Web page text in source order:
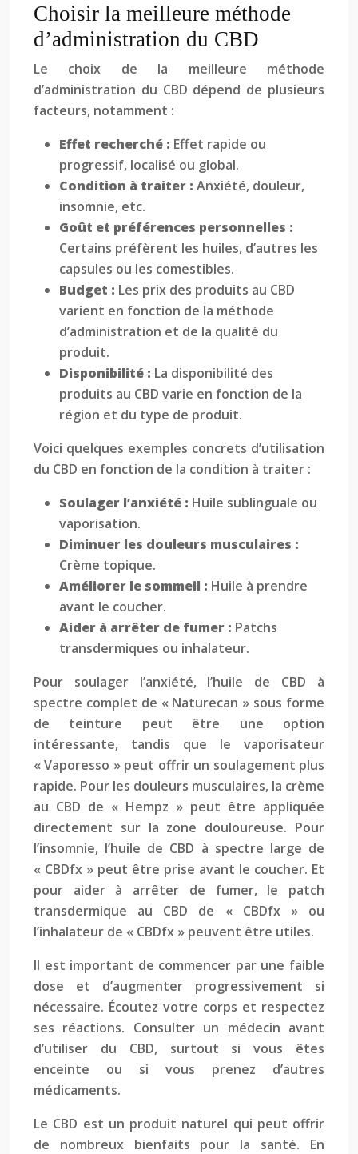
Choisir la meilleure méthode
d’administration du CBD
Le choix de la meilleure méthode
d’administration du CBD dépend de plusieurs
facteurs, notamment :
Effet recherché : Effet rapide ou
progressif, localisé ou global.
Condition à traiter : Anxiété, douleur,
insomnie, etc.
Goût et préférences personnelles :
Certains préfèrent les huiles, d’autres les
capsules ou les comestibles.
Budget : Les prix des produits au CBD
varient en fonction de la méthode
d’administration et de la qualité du
produit.
Disponibilité : La disponibilité des
produits au CBD varie en fonction de la
région et du type de produit.
Voici quelques exemples concrets d’utilisation
du CBD en fonction de la condition à traiter :
Soulager l’anxiété : Huile sublinguale ou
vaporisation.
Diminuer les douleurs musculaires :
Crème topique.
Améliorer le sommeil : Huile à prendre
avant le coucher.
Aider à arrêter de fumer : Patchs
transdermiques ou inhalateur.
Pour soulager l’anxiété, l’huile de CBD à
spectre complet de « Naturecan » sous forme
de teinture peut être une option
intéressante, tandis que le vaporisateur
« Vaporesso » peut offrir un soulagement plus
rapide. Pour les douleurs musculaires, la crème
au CBD de « Hempz » peut être appliquée
directement sur la zone douloureuse. Pour
l’insomnie, l’huile de CBD à spectre large de
« CBDfx » peut être prise avant le coucher. Et
pour aider à arrêter de fumer, le patch
transdermique au CBD de « CBDfx » ou
l’inhalateur de « CBDfx » peuvent être utiles.
Il est important de commencer par une faible
dose et d’augmenter progressivement si
nécessaire. Écoutez votre corps et respectez
ses réactions. Consulter un médecin avant
d’utiliser du CBD, surtout si vous êtes
enceinte ou si vous prenez d’autres
médicaments.
Le CBD est un produit naturel qui peut offrir
de nombreux bienfaits pour la santé. En